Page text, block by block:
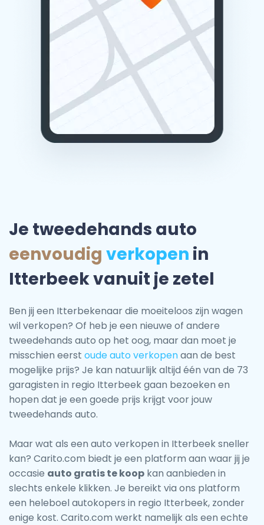
Je tweedehands auto
eenvoudig verkopen in
Itterbeek vanuit je zetel
Ben jij een Itterbekenaar die moeiteloos zijn wagen
wil verkopen? Of heb je een nieuwe of andere
tweedehands auto op het oog, maar dan moet je
misschien eerst oude auto verkopenaan de best
mogelijke prijs? Je kan natuurlijk altijd één van de 73
garagisten in regio Itterbeek gaan bezoeken en
hopen dat je een goede prijs krijgt voor jouw
tweedehands auto.
Maar wat als een auto verkopen in Itterbeek sneller
kan? Carito.com biedt je een platform aan waar jij je
occasie auto gratis te koop kan aanbieden in
slechts enkele klikken. Je bereikt via ons platform
een heleboel autokopers in regio Itterbeek, zonder
enige kost. Carito.com werkt namelijk als een echte